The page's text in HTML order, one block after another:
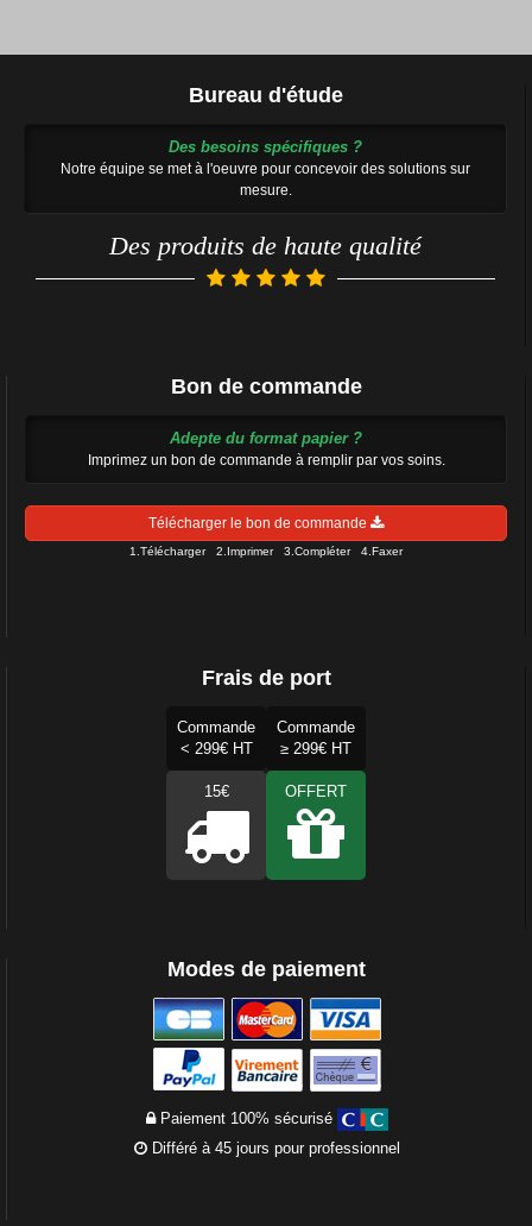
Bureau d'étude
Des besoins spécifiques ?
Notre équipe se met à l'oeuvre pour concevoir des solutions sur
mesure.
Des produits de haute qualité
Bon de commande
Adepte du format papier ?
Imprimez un bon de commande à remplir par vos soins.
Télécharger le bon de commande
1.Télécharger 2.Imprimer 3.Compléter 4.Faxer
Frais de port
Commande
< 299€ HT
Commande
≥ 299€ HT
15€ OFFERT
Modes de paiement
Paiement 100% sécurisé
Différé à 45 jours pour professionnel